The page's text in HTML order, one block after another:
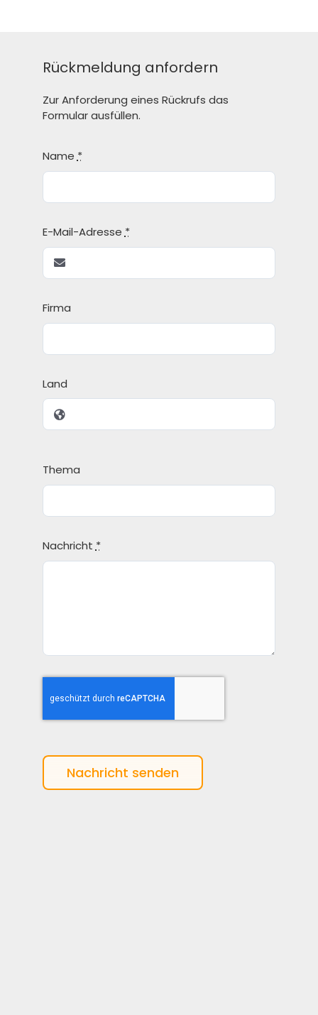
Rückmeldung anfordern
Zur Anforderung eines Rückrufs das
Formular ausfüllen.
Name*
E-Mail-Adresse *
Firma
Land
Thema
Nachricht *
Nachricht senden